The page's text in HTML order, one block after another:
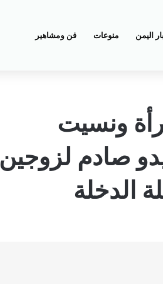
اليمن منوعات فن ومشاهير
ونسيت
صادم لزوجين
الدخلة